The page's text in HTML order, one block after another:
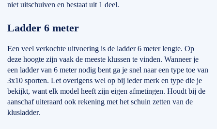
niet uitschuiven en bestaat uit 1 deel.
Ladder 6 meter
Een veel verkochte uitvoering is de ladder 6 meter lengte. Op
deze hoogte zijn vaak de meeste klussen te vinden. Wanneer je
een ladder van 6 meter nodig bent ga je snel naar een type toe van
3x10 sporten. Let overigens wel op bij ieder merk en type die je
bekijkt, want elk model heeft zijn eigen afmetingen. Houdt bij de
aanschaf uiteraard ook rekening met het schuin zetten van de
klusladder.